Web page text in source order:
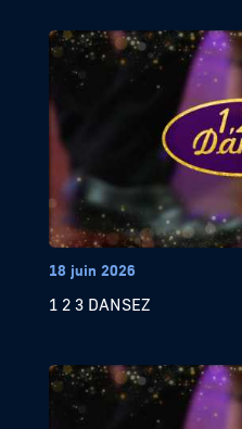
18 juin 2026
1 2 3 DANSEZ